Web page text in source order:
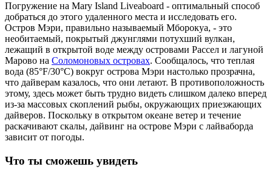
Погружение на Mary Island Liveaboard - оптимальный способ
добраться до этого удаленного места и исследовать его.
Остров Мэри, правильно называемый Мборокуа, - это
необитаемый, покрытый джунглями потухший вулкан,
лежащий в открытой воде между островами Рассел и лагуной
Марово на Соломоновых островах. Сообщалось, что теплая
вода (85°F/30°C) вокруг острова Мэри настолько прозрачна,
что дайверам казалось, что они летают. В противоположность
этому, здесь может быть трудно видеть слишком далеко вперед
из-за массовых скоплений рыбы, окружающих приезжающих
дайверов. Поскольку в открытом океане ветер и течение
раскачивают скалы, дайвинг на острове Мэри с лайваборда
зависит от погоды.
Что ты сможешь увидеть